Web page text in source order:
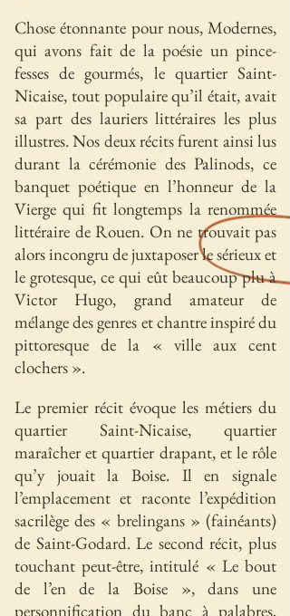
Chose étonnante pour nous, Modernes,
qui avons fait de la poésie un pince-
fesses de gourmés, le quartier Saint-
Nicaise, tout populaire qu’il était, avait
sa part des lauriers littéraires les plus
illustres. Nos deux récits furent ainsi lus
durant la cérémonie des Palinods, ce
banquet poétique en l’honneur de la
Vierge qui fit longtemps la renommée
littéraire de Rouen. On ne trouvait pas
alors incongru de juxtaposer le sérieux et
le grotesque, ce qui eût beaucoup plu à
Victor Hugo, grand amateur de
mélange des genres et chantre inspiré du
pittoresque de la « ville aux cent
clochers ».
Le premier récit évoque les métiers du
quartier Saint-Nicaise, quartier
maraîcher et quartier drapant, et le rôle
qu’y jouait la Boise. Il en signale
l’emplacement et raconte l’expédition
sacrilège des « brelingans » (fainéants)
de Saint-Godard. Le second récit, plus
touchant peut-être, intitulé « Le bout
de l’en de la Boise », dans une
personnification du banc à palabres,